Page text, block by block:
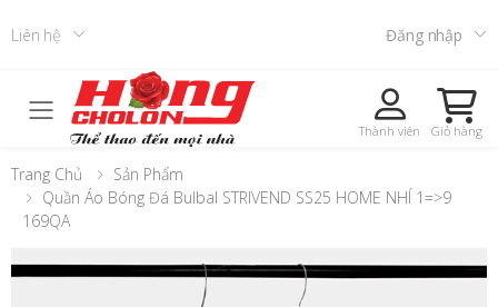
Liên hệ Đăng nhập
Toggle mobile menu Thành viên Giỏ hàng
Trang Chủ
Sản Phẩm
Quần Áo Bóng Đá Bulbal STRIVEND SS25 HOME NHÍ 1=>9
169QA